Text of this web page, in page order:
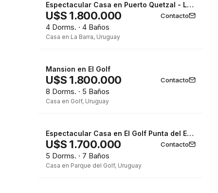
Espectacular Casa en Puerto Quetzal - La Barra
U$S 1.800.000 Contacto
4 Dorms. · 4 Baños
Casa en La Barra, Uruguay
Mansion en El Golf
U$S 1.800.000 Contacto
8 Dorms. · 5 Baños
Casa en Golf, Uruguay
Espectacular Casa en El Golf Punta del Este 5 dormitorios en suite
U$S 1.700.000 Contacto
5 Dorms. · 7 Baños
Casa en Parque del Golf, Uruguay